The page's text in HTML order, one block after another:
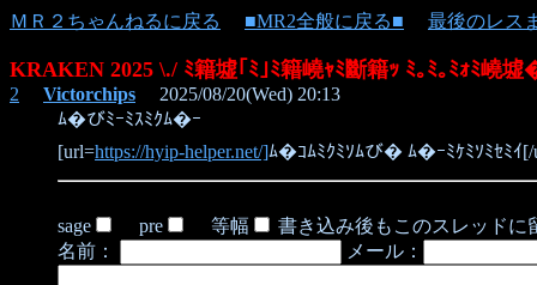
ＭＲ２ちゃんねるに戻る ■MR2全般に戻る■ 最後のレス
KRAKEN 2025 \./ ﾐ籍墟｢ﾐ｣ﾐ籍嶢ｬﾐ斷籍ｯ ﾐ｡ﾐ｡ﾐｫﾐ嶢
2 Victorchips 2025/08/20(Wed) 20:13
ﾑ�びﾐｰﾐｽﾐｸﾑ�ｰ
[url=https://hyip-helper.net/]ﾑ�ｺﾑﾐｸﾐｿﾑび� ﾑ�ｰﾐｹﾐｿﾐｾﾐｲ
sage pre 等幅
書き込み後もこのスレッドに
名前：
メール：